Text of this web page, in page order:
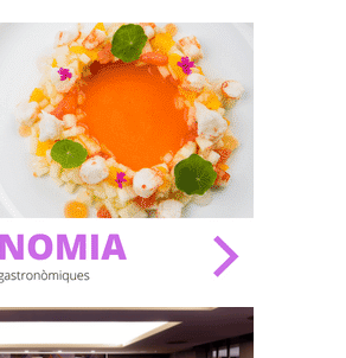
SALES